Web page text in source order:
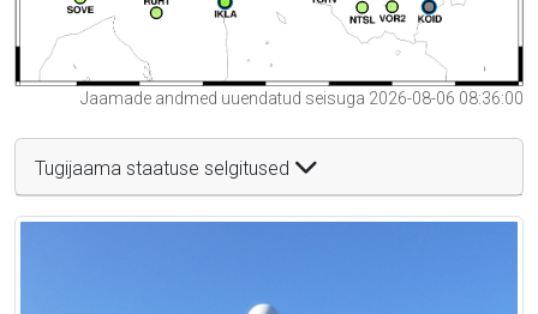
Jaamade andmed uuendatud seisuga 2026-08-06 08:36:00
Tugijaama staatuse selgitused